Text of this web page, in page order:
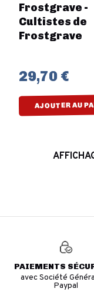
Frostgrave -
Cultistes de
Frostgrave
29,70 €
AJOUTER AU
PAIEMENTS
avec Société
Paypal